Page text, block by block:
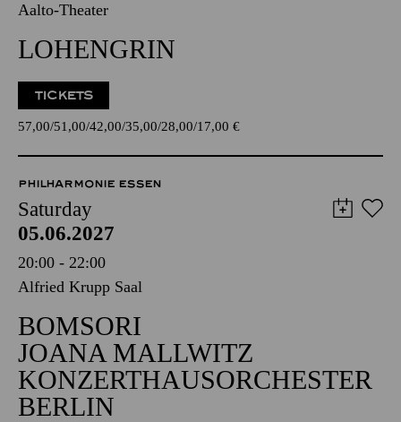
Aalto-Theater
LOHENGRIN
TICKETS
57,00 51,00 42,00 35,00 28,00 17,00 €
PHILHARMONIE ESSEN
Saturday
05.06.2027
20:00 - 22:00
Alfried Krupp Saal
BOMSORI
JOANA MALLWITZ
KONZERTHAUSORCHESTER
BERLIN